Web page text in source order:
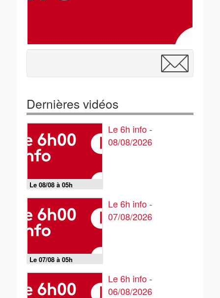
Dernières vidéos
Le 08/08 à 05h
Le 6h info -
08/08/2026
Le 07/08 à 05h
Le 6h info -
07/08/2026
Le 6h info -
06/08/2026